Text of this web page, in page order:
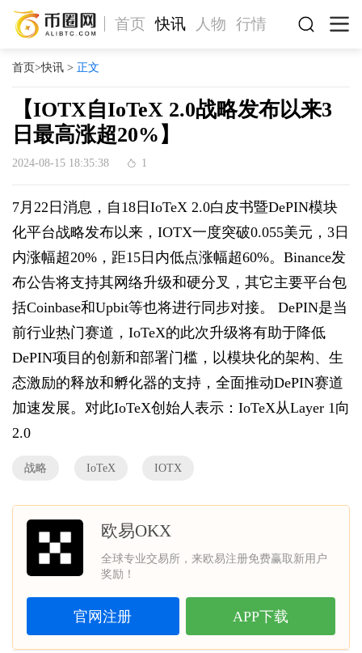
首页 快讯 人物 行情
首页>快讯> 正文
【IOTX自IoTeX 2.0战略发布以来3
日最高涨超20%】
2024-08-15 18:35:38 1
7月22日消息，自18日IoTeX 2.0白皮书暨DePIN模块
化平台战略发布以来，IOTX一度突破0.055美元，3日
内涨幅超20%，距15日内低点涨幅超60%。Binance发
布公告将支持其网络升级和硬分叉，其它主要平台包
括Coinbase和Upbit等也将进行同步对接。 DePIN是当
前行业热门赛道，IoTeX的此次升级将有助于降低
DePIN项目的创新和部署门槛，以模块化的架构、生
态激励的释放和孵化器的支持，全面推动DePIN赛道
加速发展。对此IoTeX创始人表示：IoTeX从Layer 1向
2.0
战略 IoTeX IOTX
欧易OKX
全球专业交易所，来欧易注册免费赢取新用户
奖励！
官网注册 APP下载